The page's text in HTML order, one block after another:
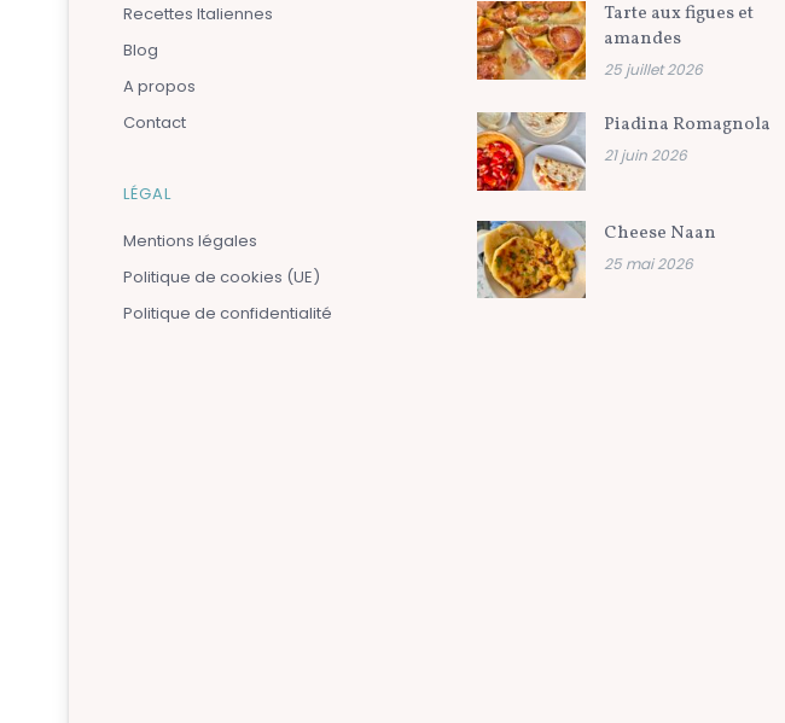
Recettes Italiennes
Blog
A propos
Contact
LÉGAL
Mentions légales
Politique de cookies (UE)
Politique de confidentialité
Tarte aux figues et
amandes
25 juillet 2026
Piadina Romagnola
21 juin 2026
Cheese Naan
25 mai 2026